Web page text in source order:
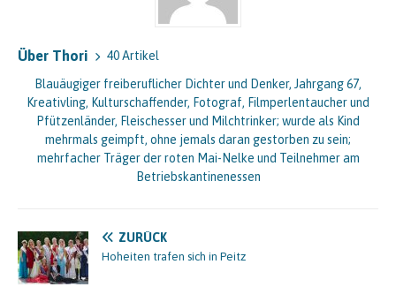
Über Thori 40 Artikel
Blauäugiger freiberuflicher Dichter und Denker, Jahrgang 67,
Kreativling, Kulturschaffender, Fotograf, Filmperlentaucher und
Pfützenländer, Fleischesser und Milchtrinker; wurde als Kind
mehrmals geimpft, ohne jemals daran gestorben zu sein;
mehrfacher Träger der roten Mai-Nelke und Teilnehmer am
Betriebskantinenessen
ZURÜCK
Hoheiten trafen sich in Peitz